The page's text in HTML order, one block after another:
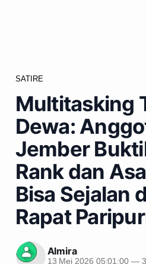
SATIRE
Multitasking
Dewa:
Jember
Rank dan
Bisa Sejalan
Rapat
Almira
13 Mei 2026 05:01:00 —3